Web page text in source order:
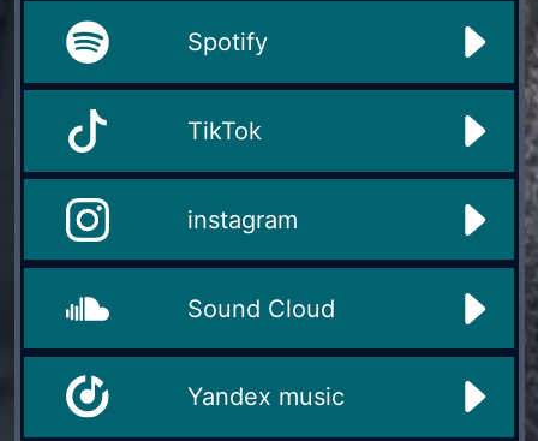
Spotify
TikTok
instagram
Sound Cloud
Yandex music